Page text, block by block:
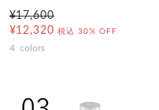
¥17,600
¥12,320 税込 30% OFF
4 colors